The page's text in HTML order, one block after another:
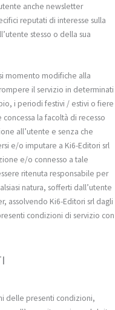
anche newsletter
reputati di interesse sulla
stesso o della sua
momento modifiche alla
il servizio in determinati
i periodi festivi / estivi o fiere
la facoltà di recesso
all’utente e senza che
e/o imputare a Ki6-Editori srl
e/o connesso a tale
ritenuta responsabile per
natura, sofferti dall’utente
assolvendo Ki6-Editori srl dagli
condizioni di servizio con
delle presenti condizioni,